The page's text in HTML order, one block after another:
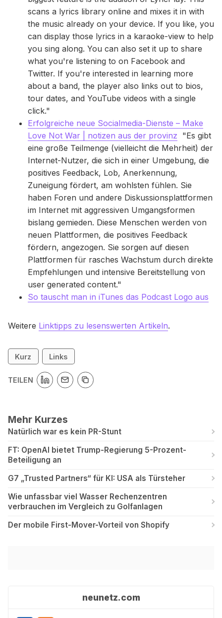
scans a lyrics library online and mixes it in with
the music already on your device. If you like, you
can display those lyrics in a karaoke-view to help
you sing along. You can also set it up to share
what you're listening to on Facebook and
Twitter. If you're interested in learning more
about a band, the player also links out to bios,
tour dates, and YouTube videos with a single
click."
Erfolgreiche neue Socialmedia-Dienste – Make
Love Not War | notizen aus der provinz "Es gibt
eine große Teilmenge (vielleicht die Mehrheit) der
Internet-Nutzer, die sich in einer Umgebung, die
positives Feedback, Lob, Anerkennung,
Zuneigung fördert, am wohlsten fühlen. Sie
haben Foren und andere Diskussionsplattformen
im Internet mit aggressiven Umgangsformen
bislang gemieden. Diese Menschen werden von
neuen Plattformen, die positives Feedback
fördern, angezogen. Sie sorgen auf diesen
Plattformen für rasches Wachstum durch direkte
Empfehlungen und intensive Bereitstellung von
user generated content."
So tauscht man in iTunes das Podcast Logo aus
Weitere Linktipps zu lesenswerten Artikeln.
Kurz Links
TEILEN
Mehr Kurzes
Natürlich war es kein PR-Stunt
FT: OpenAI bietet Trump-Regierung 5-Prozent-
Beteiligung an
G7 „Trusted Partners“ für KI: USA als Türsteher
Wie unfassbar viel Wasser Rechenzentren
verbrauchen im Vergleich zu Golfanlagen
Der mobile First-Mover-Vorteil von Shopify
neunetz.com